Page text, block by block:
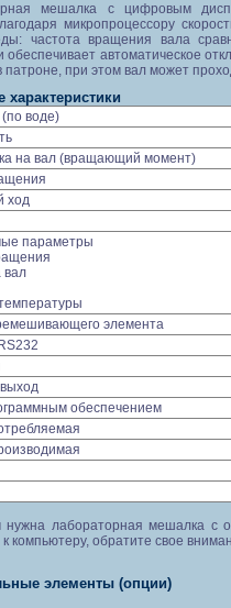
мешалка с цифровым
микропроцессору
частота вращения вала
обеспечивает автоматическое
патроне, при этом вал может
характеристики
воде)
на вал (вращающий момент)
ход
параметры
вал
элемента
обеспечением
нужна лабораторная мешалка с
компьютеру, обратите свое
элементы (опции)